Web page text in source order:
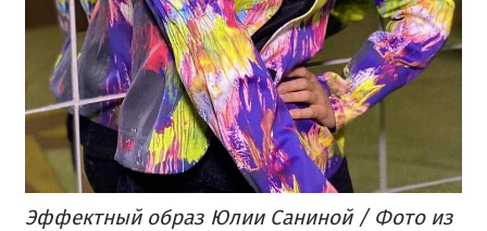
Эффектный образ Юлии Саниной / Фото из